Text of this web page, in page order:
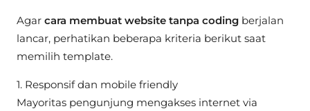
Agar cara membuat website tanpa coding berjalan
lancar, perhatikan beberapa kriteria berikut saat
memilih template.
1. Responsif dan mobile friendly
Mayoritas pengunjung mengakses internet via